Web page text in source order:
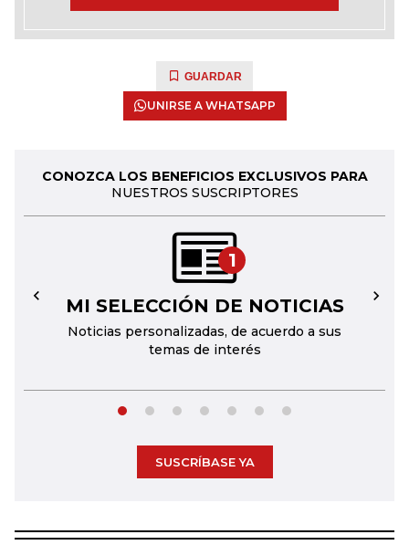
GUARDAR
UNIRSE A WHATSAPP
CONOZCA LOS BENEFICIOS EXCLUSIVOS PARA
NUESTROS SUSCRIPTORES
1
MI SELECCIÓN DE NOTICIAS
Noticias personalizadas, de acuerdo a sus
temas de interés
← →
SUSCRÍBASE YA